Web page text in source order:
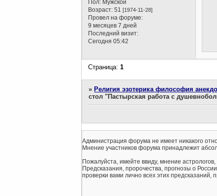
Пол: Мужской
Возраст: 51[1974-11-28]
Провел на форуме:
9 месяцев 7 дней
Последний визит:
Сегодня 05:42
Страница:1
» Религия эзотерика философия
стол "Пастырская работа с
Администрация форума не имеет никакого
Мнение участников форума принадлежит
Пожалуйста, имейте ввиду, мнение
Предсказания, пророчества, прогнозы о
проверки вами лично всех этих предсказаний,